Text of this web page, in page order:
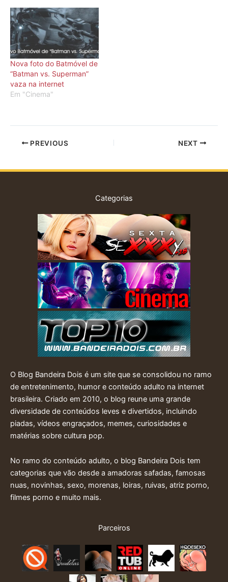
Nova foto do Batmóvel de
“Batman vs. Superman”
vaza na internet
Em "Cinema"
PREVIOUS NEXT
Categorias
O Blog Bandeira Dois é um site que se consolidou no ramo
de entretenimento, humor e conteúdo adulto na internet
brasileira. Criado em 2010, o blog reune uma grande
diversidade de conteúdos leves e divertidos, incluindo
piadas, vídeos engraçados, memes, curiosidades e
matérias sobre cultura pop.
No ramo do conteúdo adulto, o blog Bandeira Dois tem
categorias que vão desde a amadoras safadas, famosas
nuas, novinhas, sexo, morenas, loiras, ruivas, atriz porno,
filmes porno e muito mais.
Parceiros